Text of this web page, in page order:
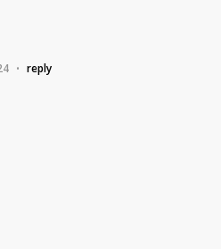
• reply